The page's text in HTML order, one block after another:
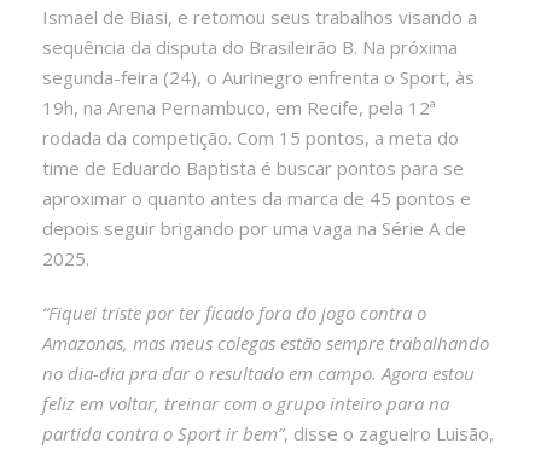
Ismael de Biasi, e retomou seus trabalhos visando a
sequência da disputa do Brasileirão B. Na próxima
segunda-feira (24), o Aurinegro enfrenta o Sport, às
19h, na Arena Pernambuco, em Recife, pela 12ª
rodada da competição. Com 15 pontos, a meta do
time de Eduardo Baptista é buscar pontos para se
aproximar o quanto antes da marca de 45 pontos e
depois seguir brigando por uma vaga na Série A de
2025.
“Fiquei triste por ter ficado fora do jogo contra o
Amazonas, mas meus colegas estão sempre trabalhando
no dia-dia pra dar o resultado em campo. Agora estou
feliz em voltar, treinar com o grupo inteiro para na
partida contra o Sport ir bem”, disse o zagueiro Luisão,